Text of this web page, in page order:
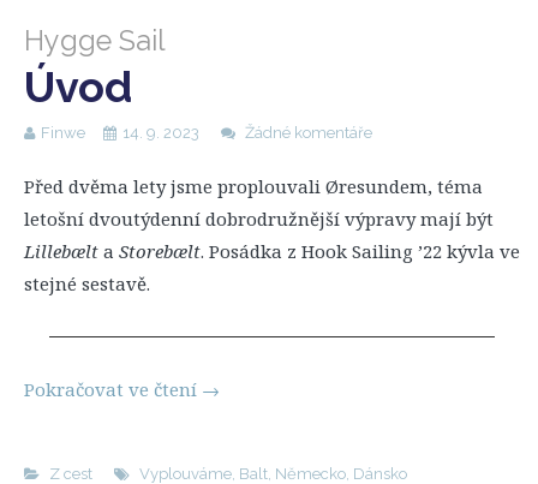
Hygge Sail
Úvod
Finwe 14. 9. 2023 Žádné komentáře
Před dvěma lety jsme proplouvali Øresundem, téma
letošní dvoutýdenní dobrodružnější výpravy mají být
Lillebælt a Storebælt. Posádka z Hook Sailing ’22 kývla ve
stejné sestavě.
Pokračovat ve čtení →
Z cest Vyplouváme, Balt, Německo, Dánsko